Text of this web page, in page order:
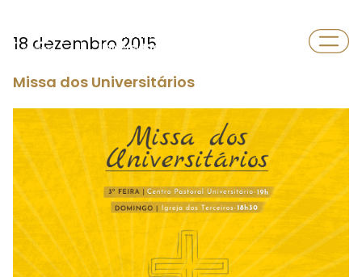
Departamento
Universidade
18 dezembro 2015
Missa dos Universitários